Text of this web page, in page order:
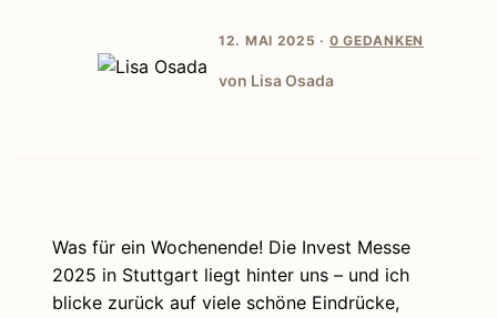
12. MAI 2025 · 0 GEDANKEN
von Lisa Osada
Was für ein Wochenende! Die Invest Messe
2025 in Stuttgart liegt hinter uns – und ich
blicke zurück auf viele schöne Eindrücke,